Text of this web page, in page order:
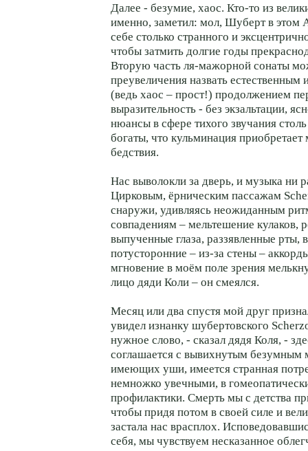
Далее - безумие, хаос. Кто-то из
именно, заметил: мол, Шуберт в этом
себе столько странного и
чтобы затмить долгие годы
Вторую часть ля-мажорной сонаты
преувеличения назвать
(ведь хаос – прост!) продолжением
выразительность - без экзальтации,
нюансы в сфере тихого звучания
богаты, что кульминация
бедствия.
Нас выволокли за дверь, и музыка ни
Цирковым, ёрническим пассажам
снаружи, удивляясь неожиданным
совпадениям – мельтешение кулаков,
выпученные глаза, раззявленные рты,
потусторонние – из-за стены –
мгновение в моём поле зрения
лицо дяди Коли – он смеялся.
Месяц или два спустя мой друг
увидел изнанку шубертовского
нужное слово, - сказал дядя Коля, -
соглашается с вывихнутым безумным
имеющих уши, имеется странная
немножко увечными, в
профилактики. Смерть мы с детства
чтобы придя потом в своей силе и
застала нас врасплох.
себя, мы чувствуем несказанное